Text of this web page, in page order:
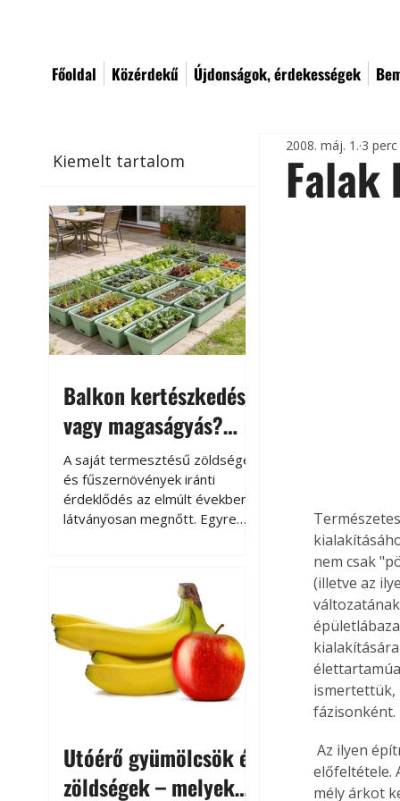
Főoldal Közérdekű Újdonságok, érdekességek
Kiemelt tartalom
Balkon kertészkedés
vagy magaságyás?
Helytakarékos
kertészkedés
A saját termesztésű zöldségek
és fűszernövények iránti
érdeklődés az elmúlt években
látványosan megnőtt. Egyre
kertészkedés sokak számára
kikapcsolódást és feltöltődést
is jelent.
Utóérő gyümölcsök és
zöldségek – melyek
Falak
2008. máj. 1. 3
nem csak
(illetve az
ismertettük,
fázisonként.
Az ilyen építményeknek az utakhoz hasonlóan megfelelően vízszintbe hozott talaj az
előfeltétele.
mély árkot